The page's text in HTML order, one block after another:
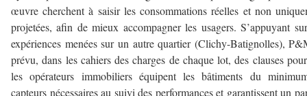
œuvre cherchent à saisir les consommations réelles et non
projetées, afin de mieux accompagner les usagers. S’appuyant
expériences menées sur un autre quartier (Clichy-Batignolles),
prévu, dans les cahiers des charges de chaque lot, des clauses
les opérateurs immobiliers équipent les bâtiments du
capteurs nécessaires au suivi des performances et garantissent un